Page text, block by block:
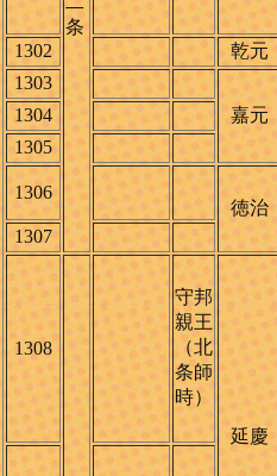
条
1302 乾元
1303
嘉元
1304
1305
1306
徳治
1307
1308
守邦
親王
（北
条師
時）
延慶